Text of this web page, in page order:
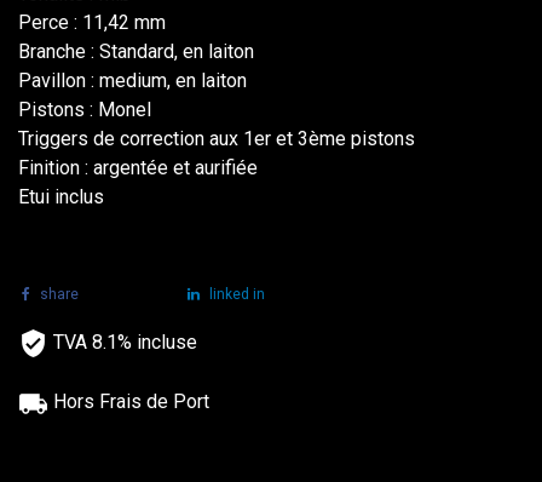
Perce : 11,42 mm
Branche : Standard, en laiton
Pavillon : medium, en laiton
Pistons : Monel
Triggers de correction aux 1er et 3ème pistons
Finition : argentée et aurifiée
Etui inclus
share linked in
TVA 8.1% incluse
Hors Frais de Port